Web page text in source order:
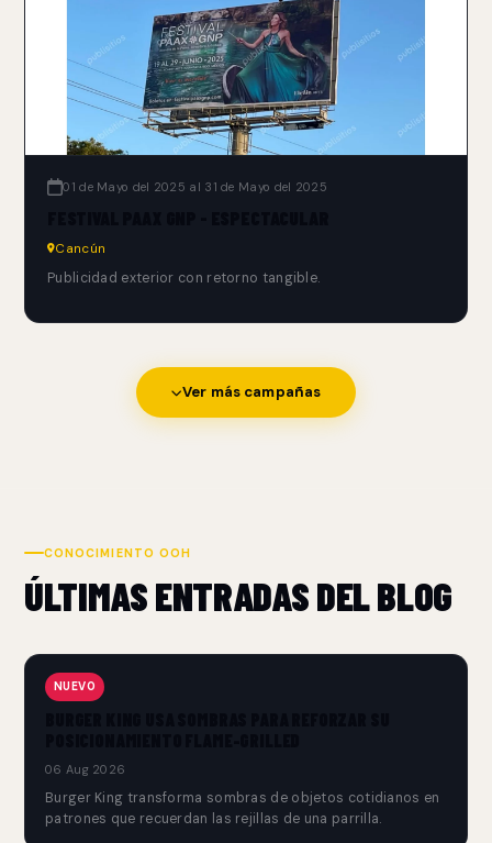
01 de Mayo del 2025 al 31 de Mayo del 2025
Cancún
Publicidad exterior con retorno tangible.
Ver más campañas
CONOCIMIENTO OOH
ÚLTIMAS ENTRADAS DEL BLOG
NUEVO
06 Aug 2026
Burger King transforma sombras de objetos cotidianos en
patrones que recuerdan las rejillas de una parrilla.